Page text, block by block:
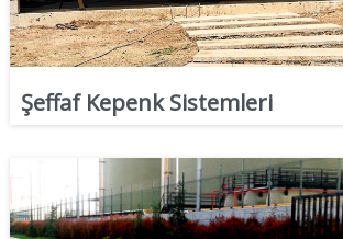
Şeffaf Kepenk Sistemleri